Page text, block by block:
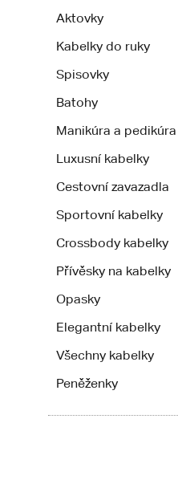
Aktovky
Kabelky do ruky
Spisovky
Batohy
Manikúra a pedikúra
Luxusní kabelky
Cestovní zavazadla
Sportovní kabelky
Crossbody kabelky
Přívěsky na kabelky
Opasky
Elegantní kabelky
Všechny kabelky
Peněženky